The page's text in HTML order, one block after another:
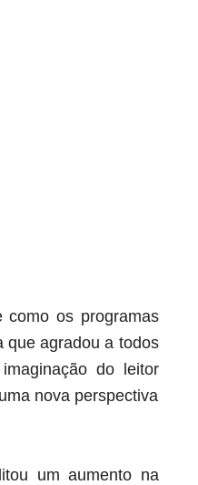
os programas
que agradou a todos
do leitor
nova perspectiva
um aumento na